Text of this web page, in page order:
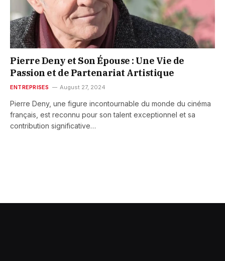
Pierre Deny et Son Épouse : Une Vie de
Passion et de Partenariat Artistique
ENTREPRISES August 27, 2024
Pierre Deny, une figure incontournable du monde du cinéma
français, est reconnu pour son talent exceptionnel et sa
contribution significative…